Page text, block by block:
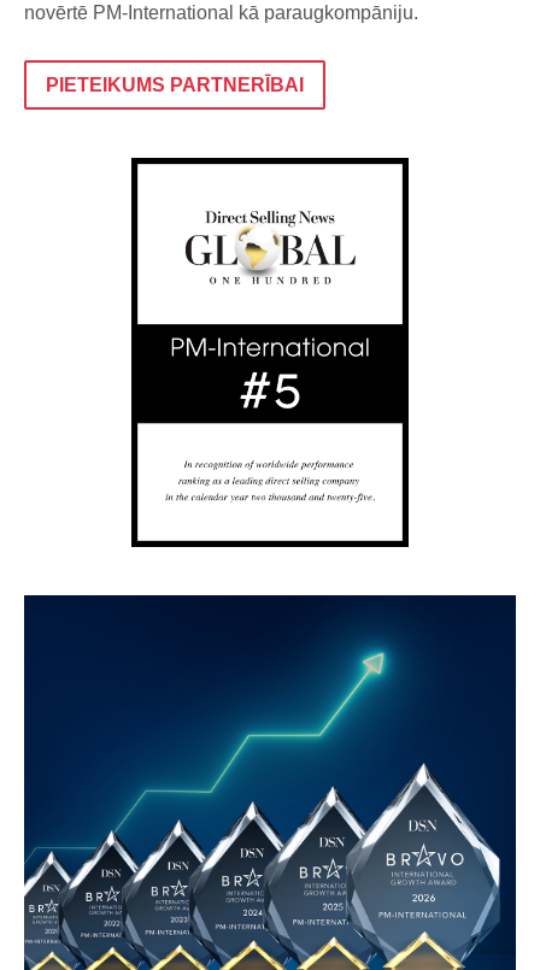
novērtē PM-International kā paraugkompāniju.
PIETEIKUMS PARTNERĪBAI